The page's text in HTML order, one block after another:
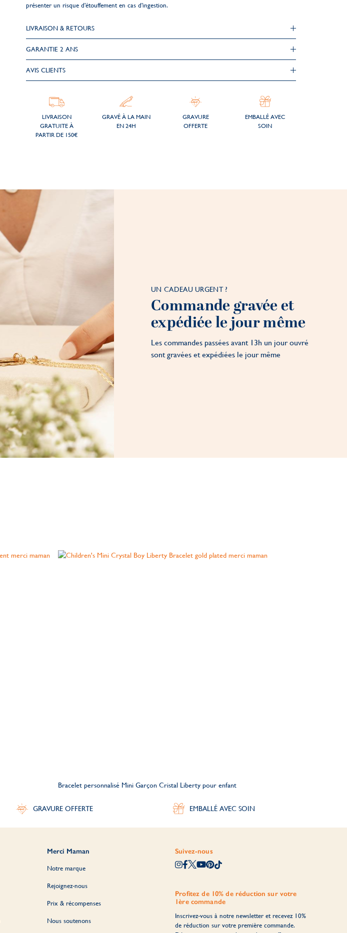
présenter un risque d'étouffement en cas d'ingestion.
LIVRAISON & RETOURS
GARANTIE 2 ANS
AVIS CLIENTS
LIVRAISON
GRATUITE À
PARTIR DE 150€
GRAVÉ À LA MAIN
EN 24H
GRAVURE
OFFERTE
EMBALLÉ AVEC
SOIN
UN CADEAU URGENT ?
Commande gravée et
expédiée le jour même
Les commandes passées avant 13h un jour ouvré
sont gravées et expédiées le jour même
Bracelet personnalisé Mini Garçon Cristal Liberty pour enfant
GRAVURE OFFERTE EMBALLÉ AVEC SOIN
Merci Maman
Notre marque
Rejoignez-nous
Prix & récompenses
Nous soutenons
Suivez-nous
Profitez de 10% de réduction sur votre
1ère commande
Inscrivez-vous à notre newsletter et recevez 10%
de réduction sur votre première commande.